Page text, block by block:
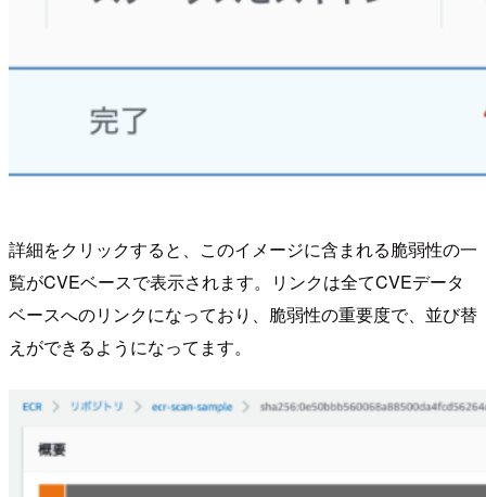
詳細をクリックすると、このイメージに含まれる脆弱性の一
覧がCVEベースで表示されます。リンクは全てCVEデータ
ベースへのリンクになっており、脆弱性の重要度で、並び替
えができるようになってます。